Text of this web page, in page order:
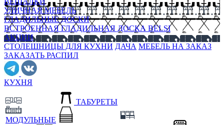
УЛИЧНАЯ МЕБЕЛЬ
ГЛАДИЛЬНЫЕ ДОСКИ
ВСТРОЕННАЯ ГЛАДИЛЬНАЯ ДОСКА BELSI
АКЦИИ
СТОЛЕШНИЦЫ ДЛЯ КУХНИ ДАЧА МЕБЕЛЬ НА ЗАКАЗ
ЗАКАЗАТЬ РАСПИЛ
КУХНЯ
МОДУЛЬНЫЕ
ТАБУРЕТЫ